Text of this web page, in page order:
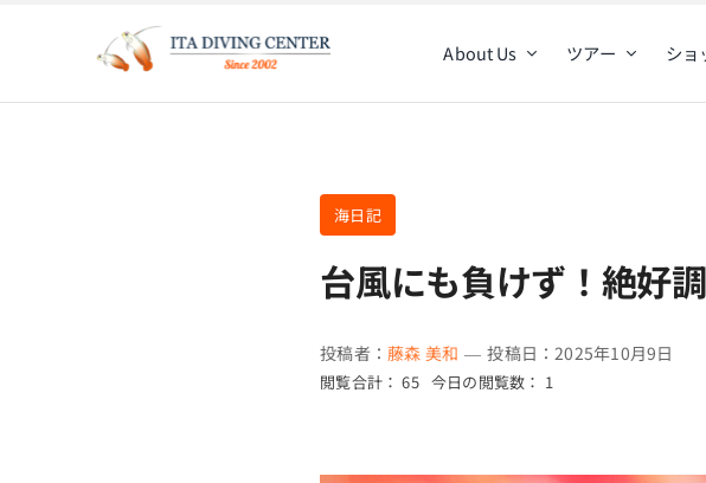
About Us ツアー ショ
海日記
台風にも負けず！絶好
投稿者：藤森 美和 — 投稿日：2025年10月9日
閲覧合計： 65 今日の閲覧数： 1